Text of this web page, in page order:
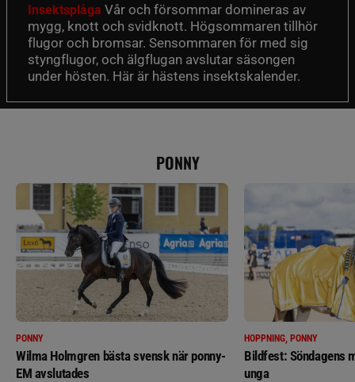
Insektsplåga Vår och försommar domineras av
mygg, knott och svidknott. Högsommaren tillhör
flugor och bromsar. Sensommaren för med sig
styngflugor, och älgflugan avslutar säsongen
under hösten. Här är hästens insektskalender.
PONNY
PONNY
Wilma Holmgren bästa svensk när ponny-
EM avslutades
HOPPNING, PONNY
Bildfest: Söndagens
unga